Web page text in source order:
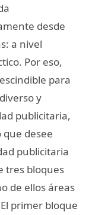
desde
a nivel
Por eso,
para
y
publicitaria,
desee
publicitaria
tres bloques
de ellos áreas
primer bloque